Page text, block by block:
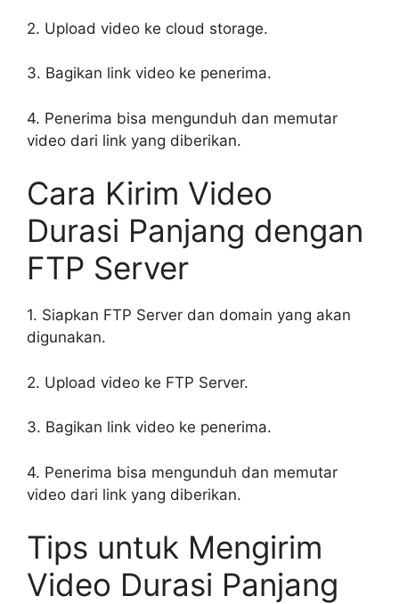
2. Upload video ke cloud storage.
3. Bagikan link video ke penerima.
4. Penerima bisa mengunduh dan memutar
video dari link yang diberikan.
Cara Kirim Video
Durasi Panjang dengan
FTP Server
1. Siapkan FTP Server dan domain yang akan
digunakan.
2. Upload video ke FTP Server.
3. Bagikan link video ke penerima.
4. Penerima bisa mengunduh dan memutar
video dari link yang diberikan.
Tips untuk Mengirim
Video Durasi Panjang